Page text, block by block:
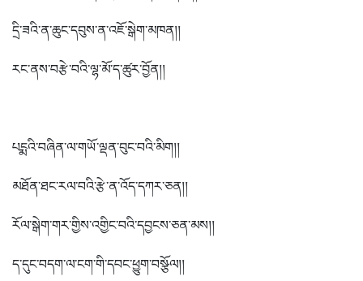
དྲི་ཟའི་ན་ཆུང་དབུས་ན་འཇོ་སྒེག་མཁན།།
རང་ནས་བརྩེ་བའི་ལྷ་མོ་ད་ཚུར་བྱོན།།
པངྨའི་བཞིན་ལ་གཡོ་ལྡན་བུང་བའི་མིག།།
མཐོན་ཐང་རལ་བའི་རྩེ་ན་འོད་དཀར་ཅན།།
རོལ་སྒེག་གར་གྱིས་འགྱིང་བའི་དབྱངས་ཅན་མས།།
ད་དུང་བདག་ལ་ངག་གི་དབང་ཕྱུག་བསྩོལ།།